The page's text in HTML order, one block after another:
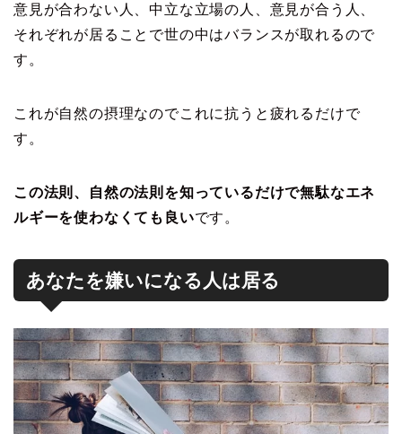
意見が合わない人、中立な立場の人、意見が合う人、
それぞれが居ることで世の中はバランスが取れるので
す。
これが自然の摂理なのでこれに抗うと疲れるだけで
す。
この法則、自然の法則を知っているだけで無駄なエネ
ルギーを使わなくても良いです。
あなたを嫌いになる人は居る